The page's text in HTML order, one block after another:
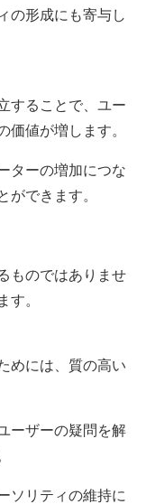
の形成にも寄与し
することで、ユー
価値が増します。
ターの増加につな
ができます。
ものではありませ
す。
めには、質の高い
ーザーの疑問を解
ソリティの維持に